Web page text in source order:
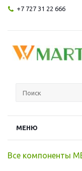
+7 727 31 22 666
МЕНЮ
Все компоненты